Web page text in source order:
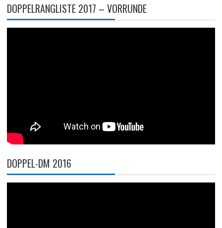
DOPPELRANGLISTE 2017 – VORRUNDE
DOPPEL-DM 2016